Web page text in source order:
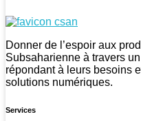
Donner de l’espoir aux
Subsaharienne à travers
répondant à leurs besoins
solutions numériques.
Services